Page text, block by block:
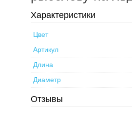
Характеристики
Цвет
Артикул
Длина
Диаметр
Отзывы